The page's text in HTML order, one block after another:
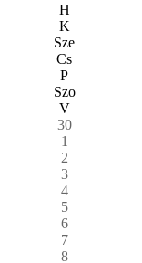
H
K
Sze
Cs
P
Szo
V
30
1
2
3
4
5
6
7
8